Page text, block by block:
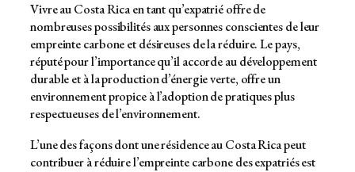
Vivre au Costa Rica en tant qu’expatrié offre de
nombreuses possibilités aux personnes conscientes de leur
empreinte carbone et désireuses de la réduire. Le pays,
réputé pour l’importance qu’il accorde au développement
durable et à la production d’énergie verte, offre un
environnement propice à l’adoption de pratiques plus
respectueuses de l’environnement.
L’une des façons dont une résidence au Costa Rica peut
contribuer à réduire l’empreinte carbone des expatriés est